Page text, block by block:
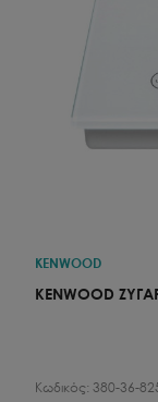
KENWOOD
KENWOOD
Κωδικός: 380-36-